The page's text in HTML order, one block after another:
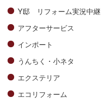
Y邸 リフォーム実況中継
アフターサービス
インポート
うんちく・小ネタ
エクステリア
エコリフォーム